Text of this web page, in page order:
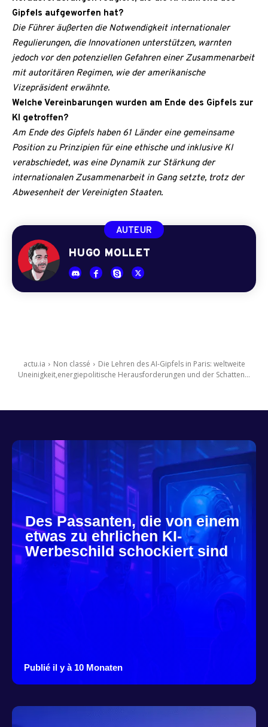
Gipfels aufgeworfen hat?
Die Führer äußerten die Notwendigkeit internationaler
Regulierungen, die Innovationen unterstützen, warnten
jedoch vor den potenziellen Gefahren einer Zusammenarbeit
mit autoritären Regimen, wie der amerikanische
Vizepräsident erwähnte.
Welche Vereinbarungen wurden am Ende des Gipfels zur
KI getroffen?
Am Ende des Gipfels haben 61 Länder eine gemeinsame
Position zu Prinzipien für eine ethische und inklusive KI
verabschiedet, was eine Dynamik zur Stärkung der
internationalen Zusammenarbeit in Gang setzte, trotz der
Abwesenheit der Vereinigten Staaten.
AUTEUR
HUGO MOLLET
actu.ia Non classé
Die Lehren des AI-Gipfels in Paris: weltweite
Uneinigkeit,energiepolitische Herausforderungen und der Schatten...
Des Passanten, die von einem
etwas zu ehrlichen KI-
Werbeschild schockiert sind
Publié il y à 10 Monaten